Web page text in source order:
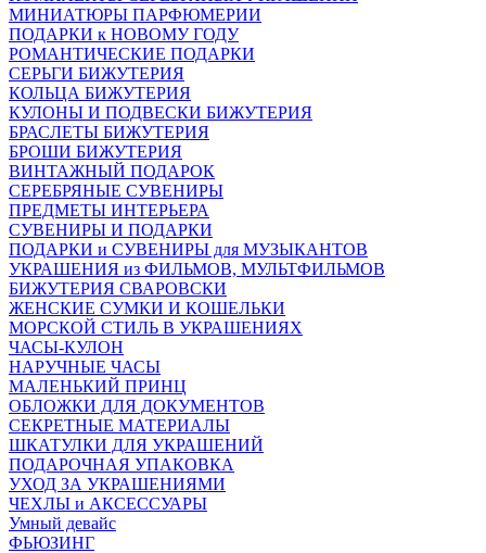
МИНИАТЮРЫ ПАРФЮМЕРИИ
ПОДАРКИ к НОВОМУ ГОДУ
РОМАНТИЧЕСКИЕ ПОДАРКИ
СЕРЬГИ БИЖУТЕРИЯ
КОЛЬЦА БИЖУТЕРИЯ
КУЛОНЫ И ПОДВЕСКИ БИЖУТЕРИЯ
БРАСЛЕТЫ БИЖУТЕРИЯ
БРОШИ БИЖУТЕРИЯ
ВИНТАЖНЫЙ ПОДАРОК
СЕРЕБРЯНЫЕ СУВЕНИРЫ
ПРЕДМЕТЫ ИНТЕРЬЕРА
СУВЕНИРЫ И ПОДАРКИ
ПОДАРКИ и СУВЕНИРЫ для МУЗЫКАНТОВ
УКРАШЕНИЯ из ФИЛЬМОВ, МУЛЬТФИЛЬМОВ
БИЖУТЕРИЯ СВАРОВСКИ
ЖЕНСКИЕ СУМКИ И КОШЕЛЬКИ
МОРСКОЙ СТИЛЬ В УКРАШЕНИЯХ
ЧАСЫ-КУЛОН
НАРУЧНЫЕ ЧАСЫ
МАЛЕНЬКИЙ ПРИНЦ
ОБЛОЖКИ ДЛЯ ДОКУМЕНТОВ
СЕКРЕТНЫЕ МАТЕРИАЛЫ
ШКАТУЛКИ ДЛЯ УКРАШЕНИЙ
ПОДАРОЧНАЯ УПАКОВКА
УХОД ЗА УКРАШЕНИЯМИ
ЧEХЛЫ и АКСЕССУАРЫ
Умный девайс
ФЬЮЗИНГ